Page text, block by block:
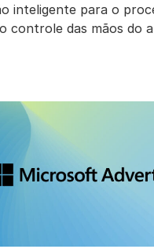
inteligente para o
controle das mãos do